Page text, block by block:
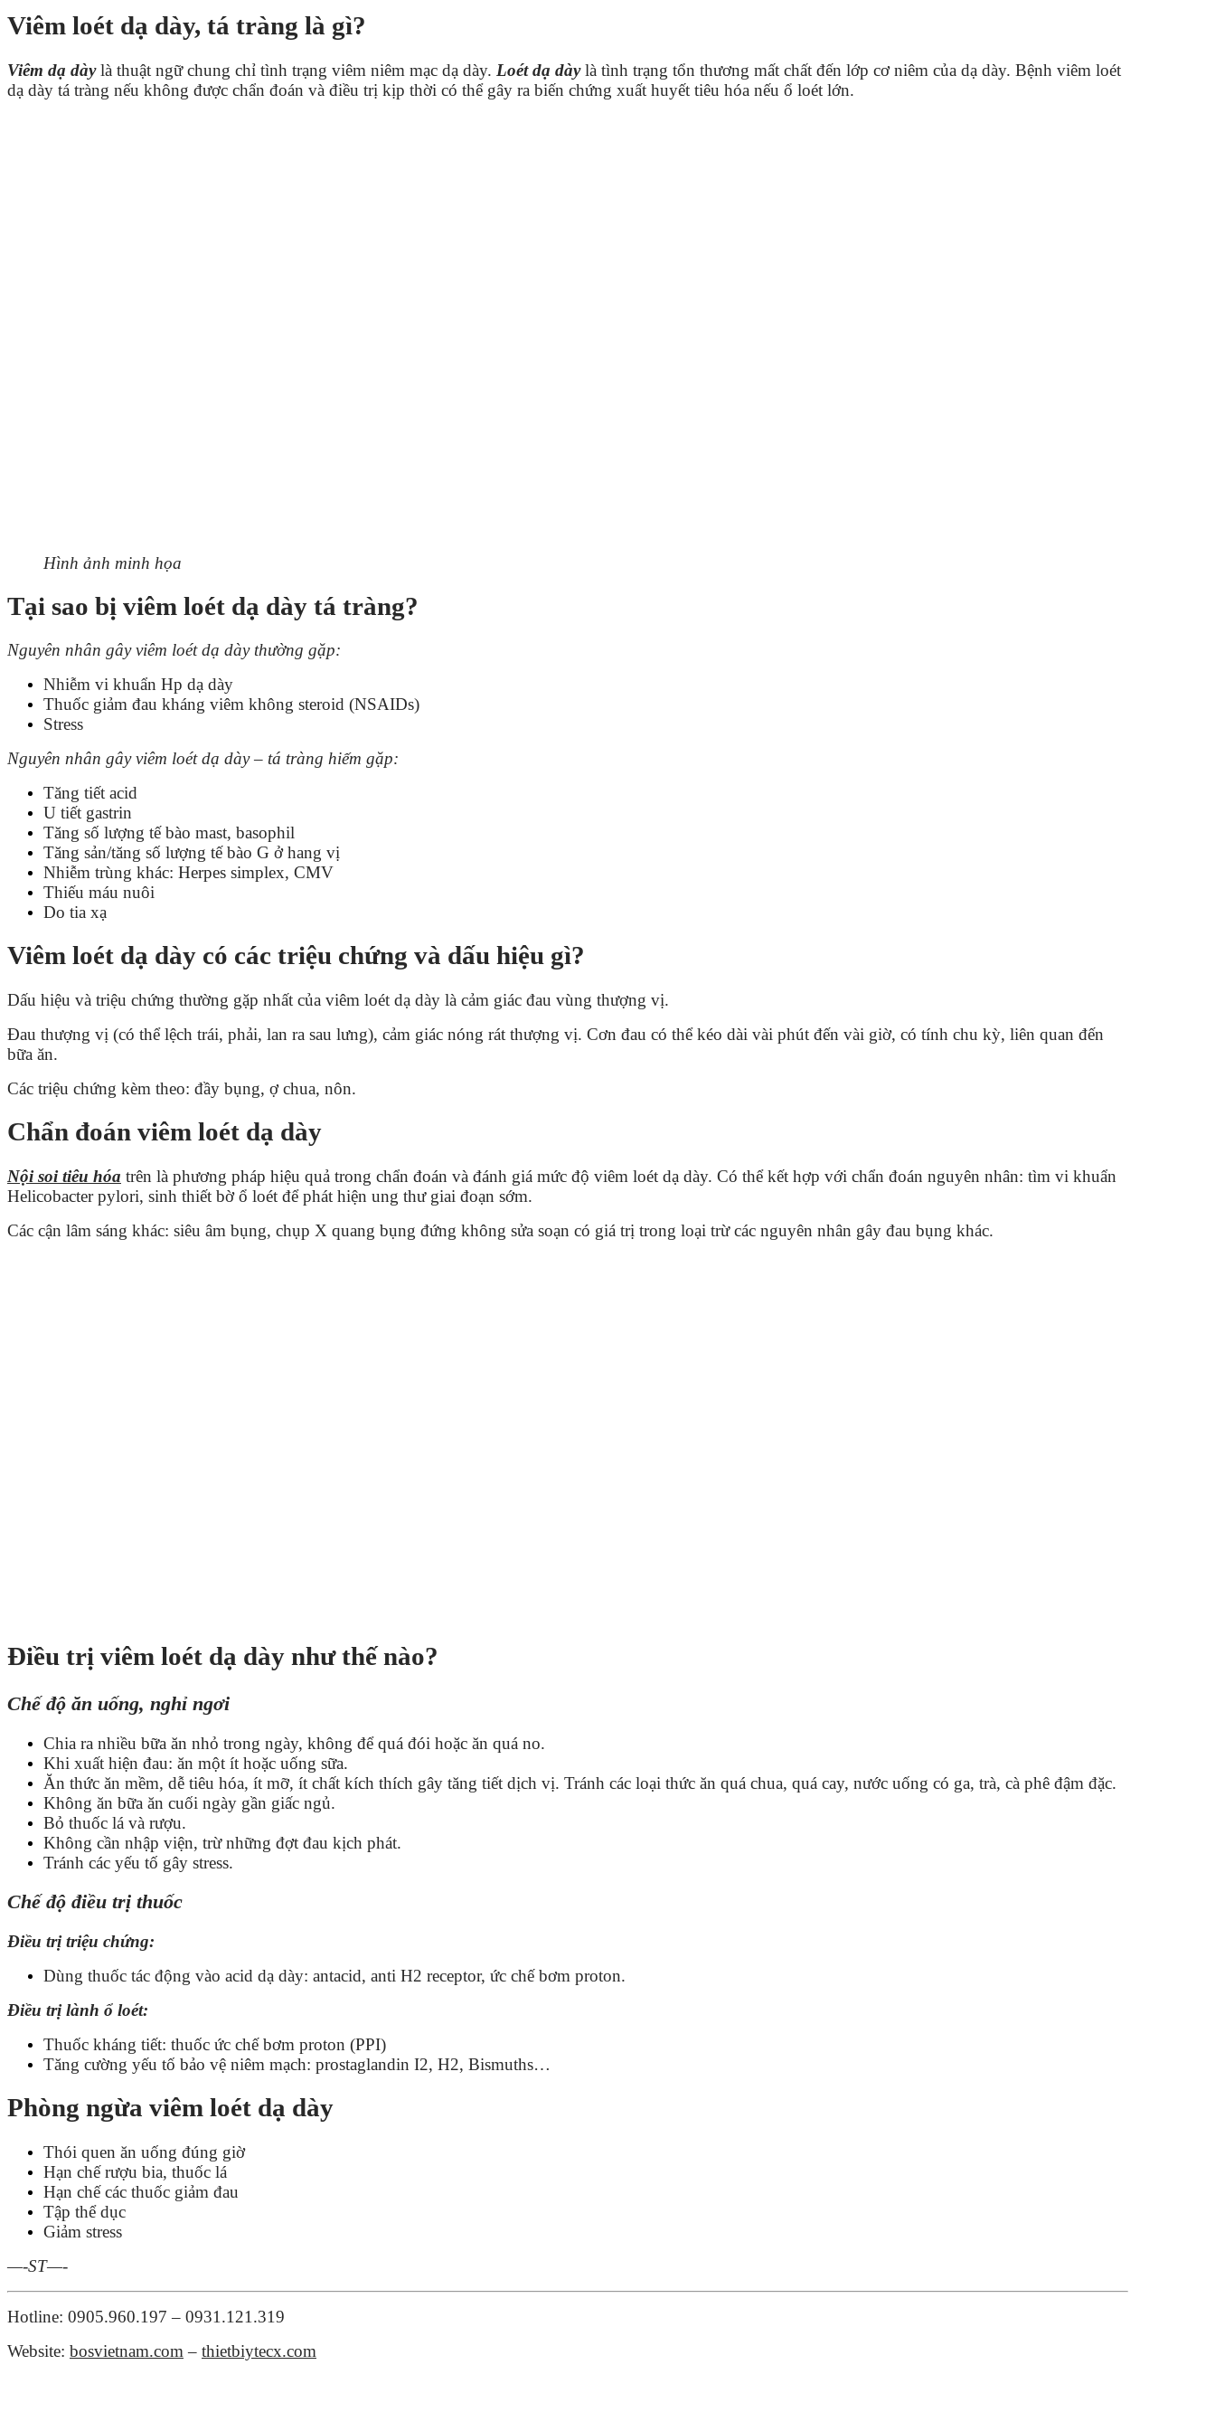
Viêm loét dạ dày, tá tràng là gì?
Viêm dạ dàylà thuật ngữ chung chỉ tình trạng viêm niêm mạc dạ dày. Loét dạ dàylà tình trạng tổn thương mất chất đến lớp cơ niêm của dạ dày. Bệnh viêm loét
dạ dày tá tràng nếu không được chẩn đoán và điều trị kịp thời có thể gây ra biến chứng xuất huyết tiêu hóa nếu ổ loét lớn.
Hình ảnh minh họa
Tại sao bị viêm loét dạ dày tá tràng?
Nguyên nhân gây viêm loét dạ dày thường gặp:
Nhiễm vi khuẩn Hp dạ dày
Thuốc giảm đau kháng viêm không steroid (NSAIDs)
Stress
Nguyên nhân gây viêm loét dạ dày – tá tràng hiếm gặp:
Tăng tiết acid
U tiết gastrin
Tăng số lượng tế bào mast, basophil
Tăng sản/tăng số lượng tế bào G ở hang vị
Nhiễm trùng khác: Herpes simplex, CMV
Thiếu máu nuôi
Do tia xạ
Viêm loét dạ dày có các triệu chứng và dấu hiệu gì?
Dấu hiệu và triệu chứng thường gặp nhất của viêm loét dạ dày là cảm giác đau vùng thượng vị.
Đau thượng vị (có thể lệch trái, phải, lan ra sau lưng), cảm giác nóng rát thượng vị. Cơn đau có thể kéo dài vài phút đến vài giờ, có tính chu kỳ, liên quan đến
bữa ăn.
Các triệu chứng kèm theo: đầy bụng, ợ chua, nôn.
Chẩn đoán viêm loét dạ dày
Nội soi tiêu hóa trên là phương pháp hiệu quả trong chẩn đoán và đánh giá mức độ viêm loét dạ dày. Có thể kết hợp với chẩn đoán nguyên nhân: tìm vi khuẩn
Helicobacter pylori, sinh thiết bờ ổ loét để phát hiện ung thư giai đoạn sớm.
Các cận lâm sáng khác: siêu âm bụng, chụp X quang bụng đứng không sửa soạn có giá trị trong loại trừ các nguyên nhân gây đau bụng khác.
Điều trị viêm loét dạ dày như thế nào?
Chế độ ăn uống, nghỉ ngơi
Chia ra nhiều bữa ăn nhỏ trong ngày, không để quá đói hoặc ăn quá no.
Khi xuất hiện đau: ăn một ít hoặc uống sữa.
Ăn thức ăn mềm, dễ tiêu hóa, ít mỡ, ít chất kích thích gây tăng tiết dịch vị. Tránh các loại thức ăn quá chua, quá cay, nước uống có ga, trà, cà phê đậm đặc.
Không ăn bữa ăn cuối ngày gần giấc ngủ.
Bỏ thuốc lá và rượu.
Không cần nhập viện, trừ những đợt đau kịch phát.
Tránh các yếu tố gây stress.
Chế độ điều trị thuốc
Điều trị triệu chứng:
Dùng thuốc tác động vào acid dạ dày: antacid, anti H2 receptor, ức chế bơm proton.
Điều trị lành ổ loét:
Thuốc kháng tiết: thuốc ức chế bơm proton (PPI)
Tăng cường yếu tố bảo vệ niêm mạch: prostaglandin I2, H2, Bismuths…
Phòng ngừa viêm loét dạ dày
Thói quen ăn uống đúng giờ
Hạn chế rượu bia, thuốc lá
Hạn chế các thuốc giảm đau
Tập thể dục
Giảm stress
—-ST—-
Hotline: 0905.960.197 – 0931.121.319
Website: bosvietnam.com – thietbiytecx.com